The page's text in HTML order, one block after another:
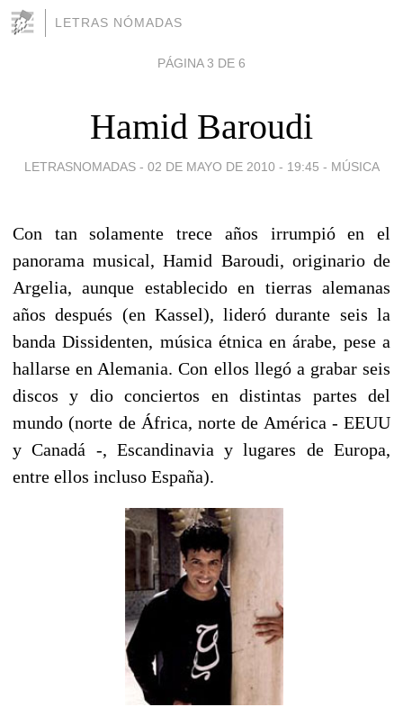
LETRAS NÓMADAS
PÁGINA 3 DE 6
Hamid Baroudi
LETRASNOMADAS - 02 DE MAYO DE 2010 - 19:45 - MÚSICA
Con tan solamente trece años irrumpió en el
panorama musical, Hamid Baroudi, originario de
Argelia, aunque establecido en tierras alemanas
años después (en Kassel), lideró durante seis la
banda Dissidenten, música étnica en árabe, pese a
hallarse en Alemania. Con ellos llegó a grabar seis
discos y dio conciertos en distintas partes del
mundo (norte de África, norte de América - EEUU
y Canadá -, Escandinavia y lugares de Europa,
entre ellos incluso España).